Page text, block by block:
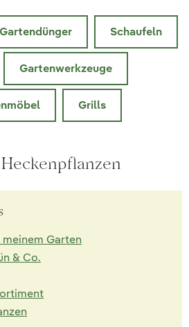
Gartendünger Schaufeln
Gartenwerkzeuge
Grills
Garten
& Co.